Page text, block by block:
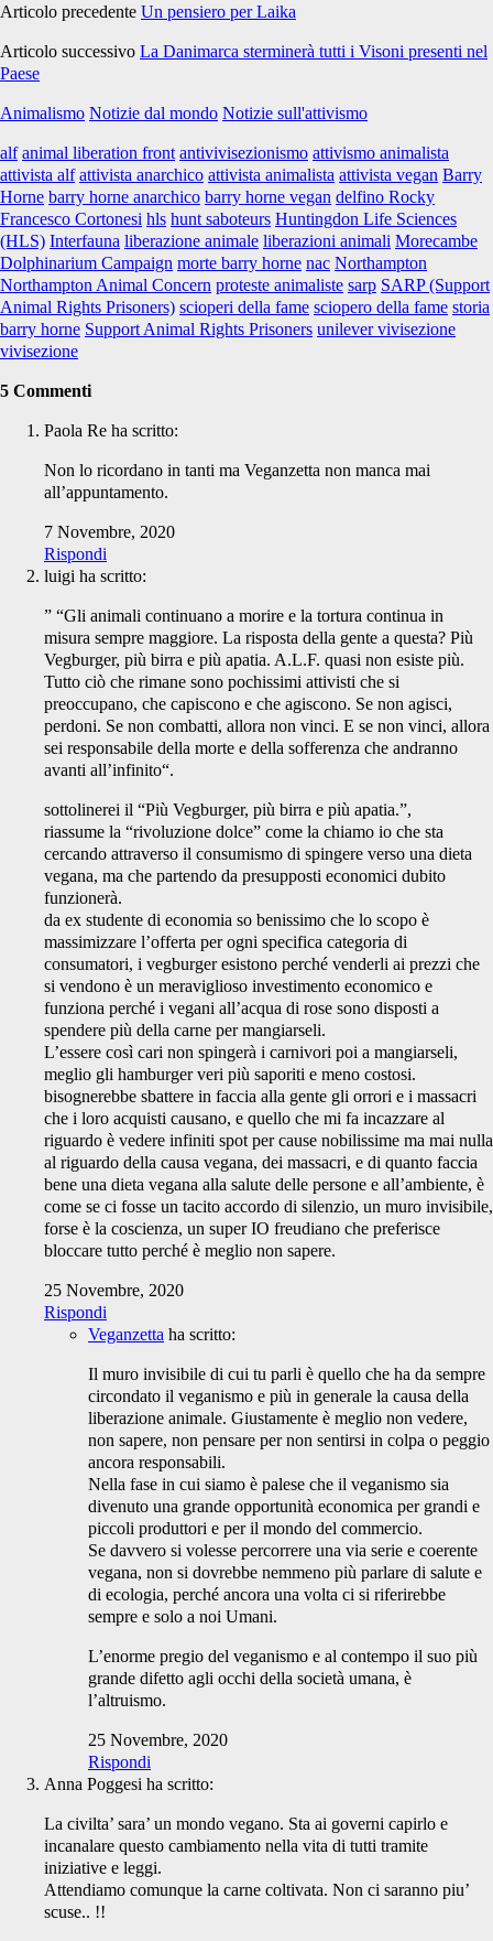
Articolo precedente Un pensiero per Laika
Articolo successivo La Danimarca sterminerà tutti i Visoni presenti nel
Paese
Animalismo Notizie dal mondo Notizie sull'attivismo
alf animal liberation front antivivisezionismo attivismo animalista
attivista alf attivista anarchico attivista animalista attivista vegan Barry
Horne barry horne anarchico barry horne vegan delfino Rocky
Francesco Cortonesi hls hunt saboteurs Huntingdon Life Sciences
(HLS) Interfauna liberazione animale liberazioni animali Morecambe
Dolphinarium Campaign morte barry horne nac Northampton
Northampton Animal Concern proteste animaliste sarp SARP (Support
Animal Rights Prisoners) scioperi della fame sciopero della fame storia
barry horne Support Animal Rights Prisoners unilever vivisezione
vivisezione
5 Commenti
Paola Re ha scritto:
Non lo ricordano in tanti ma Veganzetta non manca mai
all’appuntamento.
7 Novembre, 2020
Rispondi
luigi ha scritto:
” “Gli animali continuano a morire e la tortura continua in
misura sempre maggiore. La risposta della gente a questa? Più
Vegburger, più birra e più apatia. A.L.F. quasi non esiste più.
Tutto ciò che rimane sono pochissimi attivisti che si
preoccupano, che capiscono e che agiscono. Se non agisci,
perdoni. Se non combatti, allora non vinci. E se non vinci, allora
sei responsabile della morte e della sofferenza che andranno
avanti all’infinito“.
sottolinerei il “Più Vegburger, più birra e più apatia.”,
riassume la “rivoluzione dolce” come la chiamo io che sta
cercando attraverso il consumismo di spingere verso una dieta
vegana, ma che partendo da presupposti economici dubito
funzionerà.
da ex studente di economia so benissimo che lo scopo è
massimizzare l’offerta per ogni specifica categoria di
consumatori, i vegburger esistono perché venderli ai prezzi che
si vendono è un meraviglioso investimento economico e
funziona perché i vegani all’acqua di rose sono disposti a
spendere più della carne per mangiarseli.
L’essere così cari non spingerà i carnivori poi a mangiarseli,
meglio gli hamburger veri più saporiti e meno costosi.
bisognerebbe sbattere in faccia alla gente gli orrori e i massacri
che i loro acquisti causano, e quello che mi fa incazzare al
riguardo è vedere infiniti spot per cause nobilissime ma mai nulla
al riguardo della causa vegana, dei massacri, e di quanto faccia
bene una dieta vegana alla salute delle persone e all’ambiente, è
come se ci fosse un tacito accordo di silenzio, un muro invisibile,
forse è la coscienza, un super IO freudiano che preferisce
bloccare tutto perché è meglio non sapere.
25 Novembre, 2020
Rispondi
Veganzetta ha scritto:
Il muro invisibile di cui tu parli è quello che ha da sempre
circondato il veganismo e più in generale la causa della
liberazione animale. Giustamente è meglio non vedere,
non sapere, non pensare per non sentirsi in colpa o peggio
ancora responsabili.
Nella fase in cui siamo è palese che il veganismo sia
divenuto una grande opportunità economica per grandi e
piccoli produttori e per il mondo del commercio.
Se davvero si volesse percorrere una via serie e coerente
vegana, non si dovrebbe nemmeno più parlare di salute e
di ecologia, perché ancora una volta ci si riferirebbe
sempre e solo a noi Umani.
L’enorme pregio del veganismo e al contempo il suo più
grande difetto agli occhi della società umana, è
l’altruismo.
25 Novembre, 2020
Rispondi
Anna Poggesi ha scritto:
La civilta’ sara’ un mondo vegano. Sta ai governi capirlo e
incanalare questo cambiamento nella vita di tutti tramite
iniziative e leggi.
Attendiamo comunque la carne coltivata. Non ci saranno piu’
scuse.. !!